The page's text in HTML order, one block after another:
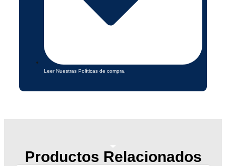
Leer Nuestras Políticas de compra.
Productos Relacionados